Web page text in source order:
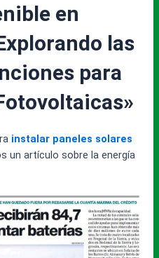
en
las
para
instalar paneles solares
un artículo sobre la energía